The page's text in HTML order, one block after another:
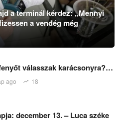
a terminál kérdez: „Mennyi
a vendég még
válasszak karácsonyra?…
ago 18
december 13. – Luca széke